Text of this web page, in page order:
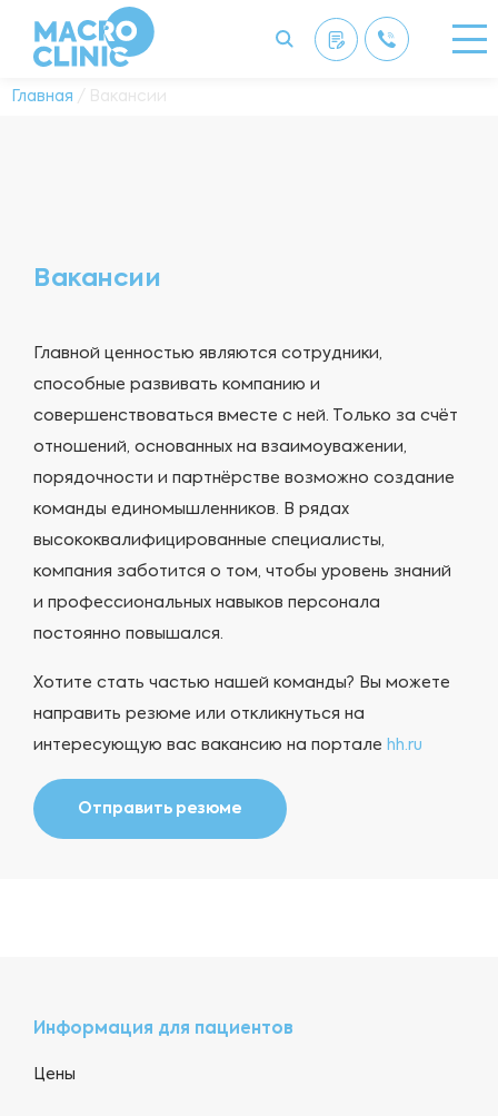
Главная / Вакансии
Вакансии
Главной ценностью являются сотрудники,
способные развивать компанию и
совершенствоваться вместе с ней. Только за счёт
отношений, основанных на взаимоуважении,
порядочности и партнёрстве возможно создание
команды единомышленников. В рядах
высококвалифицированные специалисты,
компания заботится о том, чтобы уровень знаний
и профессиональных навыков персонала
постоянно повышался.
Хотите стать частью нашей команды? Вы можете
направить резюме или откликнуться на
интересующую вас вакансию на портале hh.ru
Отправить резюме
Информация для пациентов
Цены